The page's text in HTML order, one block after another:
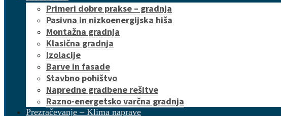
Primeri dobre prakse – gradnja
Pasivna in nizkoenergijska hiša
Montažna gradnja
Klasična gradnja
Izolacije
Barve in fasade
Stavbno pohištvo
Napredne gradbene rešitve
Razno-energetsko varčna gradnja
Prezračevanje – Klima naprave